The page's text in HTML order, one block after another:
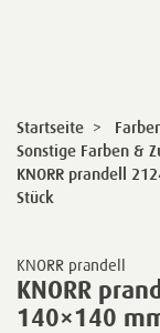
KNORR prandell
KNORR
140×140
Startseite >
Sonstige Farben &
KNORR prandell
Stück